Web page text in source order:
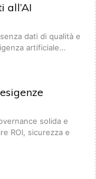
all’AI
dati di qualità e
artificiale…
solida e
ROI, sicurezza e